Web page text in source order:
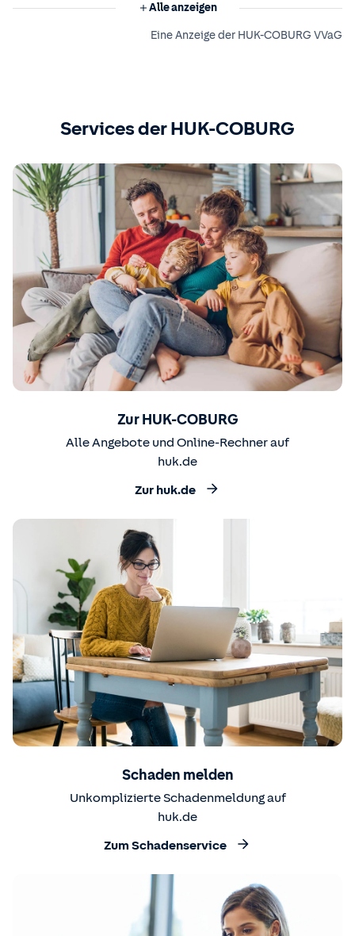
Alle anzeigen
Eine Anzeige der HUK-COBURG VVaG
Services der HUK-COBURG
Zur HUK-COBURG
Alle Angebote und Online-Rechner auf
huk.de
Zur huk.de
Schaden melden
Unkomplizierte Schadenmeldung auf
huk.de
Zum Schadenservice